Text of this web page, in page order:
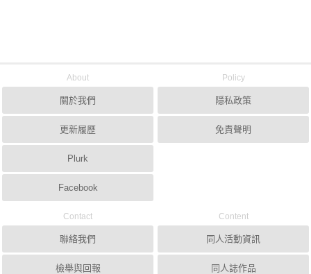
About
關於我們
更新履歷
Plurk
Facebook
Policy
隱私政策
免責聲明
Contact
聯絡我們
檢舉與回報
Content
同人活動資訊
同人誌作品